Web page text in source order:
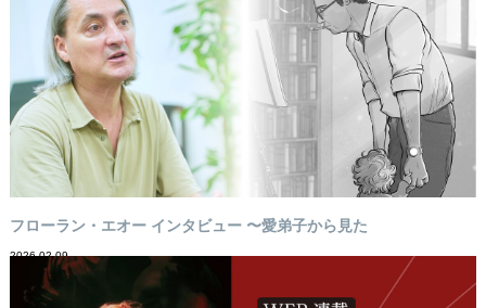
フローラン・エオー インタビュー 〜愛弟子から見た
2026-02-09